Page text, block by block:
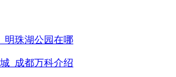
明珠湖公园在哪
_成都万科介绍